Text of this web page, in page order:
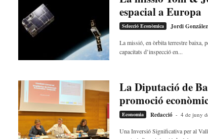
espacial a Europa
Selecció Econòmica Jordi González
La missió, en òrbita terrestre baixa,
capacitats d’inspecció en...
La Diputació de
promoció
Economia Redacció - 4 de juny
Una Inversió Significativa per al